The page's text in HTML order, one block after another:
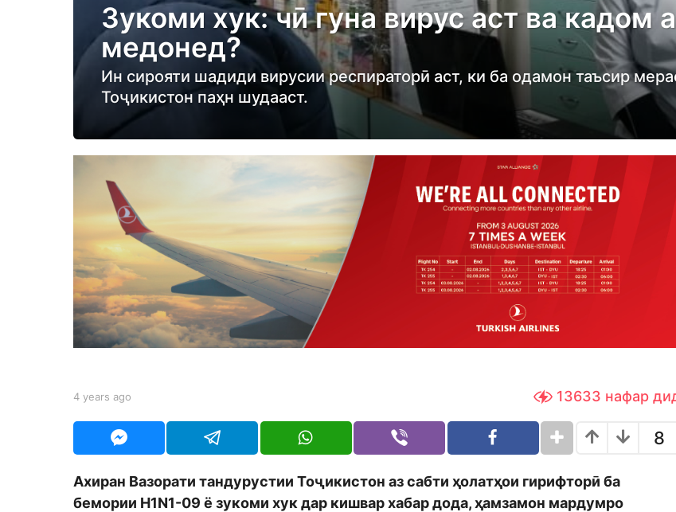
e
a
s
a
g
y
e
r
s
a
g
o
Зукоми хук: чӣ гуна вирус аст ва кадом
медонед?
Ин сирояти шадиди вирусии респираторӣ аст, ки ба одамон таъсир
Тоҷикистон паҳн шудааст.
b
S
o
m
o
4 years ago
r
a
g
13633 нафар
8
Ахиран Вазорати тандурустии Тоҷикистон аз сабти ҳолатҳои гирифторӣ ба
бемории H1N1-09 ё зукоми хук дар кишвар хабар дода, ҳамзамон мардумро